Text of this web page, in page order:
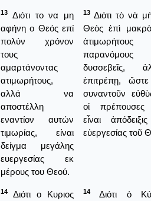
13
Διότι το να μη
αφήνη ο Θεός επί
πολύν χρόνον
τους
αμαρτάνοντας
ατιμωρήτους,
αλλά να
αποστέλλη
εναντίον αυτών
τιμωρίας, είναι
δείγμα μεγάλης
ευεργεσίας εκ
μέρους του Θεού.
13 Διότι τὸ νὰ
Θεὸς ἐπὶ
δυσσεβεῖς,
ἐπιτρέπῃ,
συναντοῦν
οἱ πρέπουσες
εἶναι
εὐεργεσίας τοῦ
14
Διότι ο Κυριος
14
Διότι ὁ